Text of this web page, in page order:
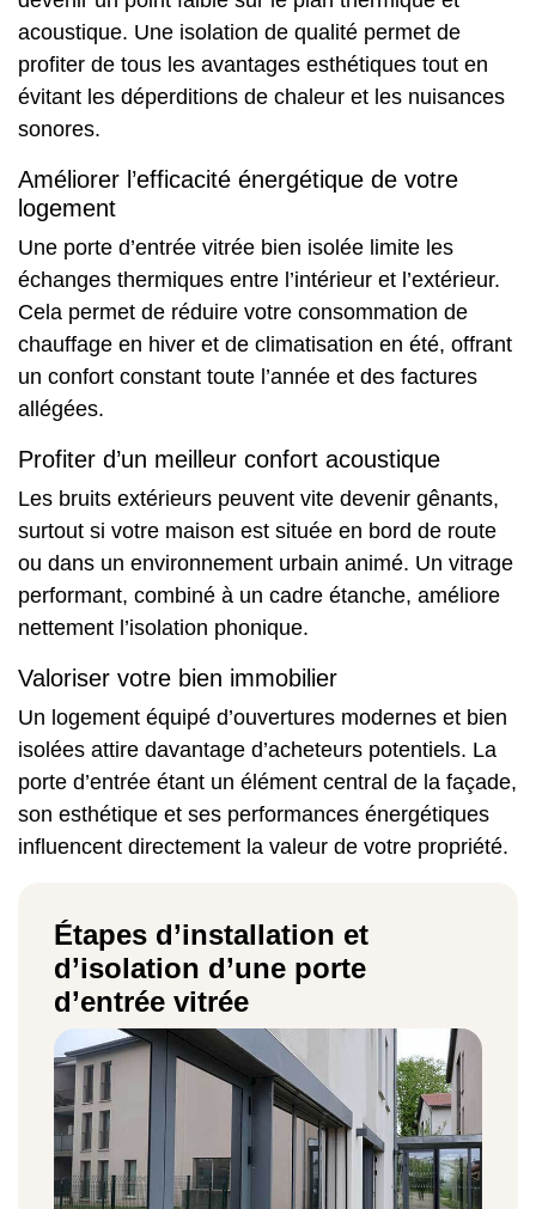
acoustique. Une isolation de qualité permet de
profiter de tous les avantages esthétiques tout en
évitant les déperditions de chaleur et les nuisances
sonores.
Améliorer l’efficacité énergétique de votre
logement
Une porte d’entrée vitrée bien isolée limite les
échanges thermiques entre l’intérieur et l’extérieur.
Cela permet de réduire votre consommation de
chauffage en hiver et de climatisation en été, offrant
un confort constant toute l’année et des factures
allégées.
Profiter d’un meilleur confort acoustique
Les bruits extérieurs peuvent vite devenir gênants,
surtout si votre maison est située en bord de route
ou dans un environnement urbain animé. Un vitrage
performant, combiné à un cadre étanche, améliore
nettement l’isolation phonique.
Valoriser votre bien immobilier
Un logement équipé d’ouvertures modernes et bien
isolées attire davantage d’acheteurs potentiels. La
porte d’entrée étant un élément central de la façade,
son esthétique et ses performances énergétiques
influencent directement la valeur de votre propriété.
Étapes d’installation et
d’isolation d’une porte
d’entrée vitrée